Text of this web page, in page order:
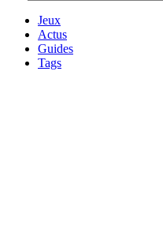
Jeux
Actus
Guides
Tags